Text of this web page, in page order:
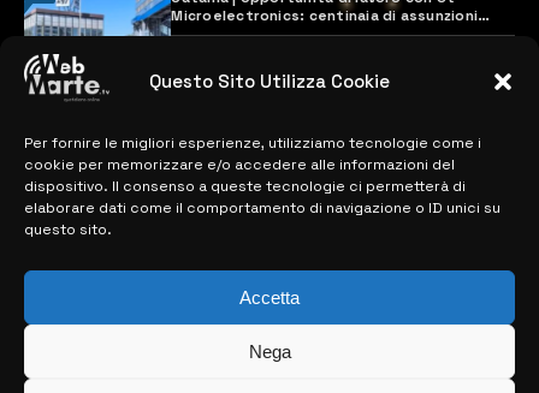
Questo Sito Utilizza Cookie
Per fornire le migliori esperienze, utilizziamo tecnologie come i
cookie per memorizzare e/o accedere alle informazioni del
dispositivo. Il consenso a queste tecnologie ci permetterà di
elaborare dati come il comportamento di navigazione o ID unici su
questo sito.
Accetta
Nega
Microelectronics: centinaia di assunzioni
previste
MAPPA DEL SITO
> NOTIZIE